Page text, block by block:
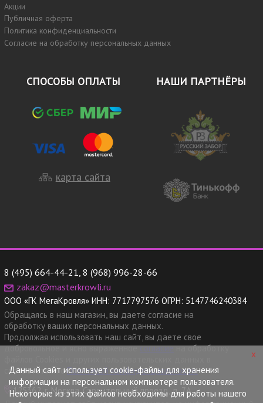
Данный сайт использует cookie-файлы для хранения
информации на персональном компьютере пользователя.
Некоторые из этих файлов необходимы для работы нашего
x
Акции
Публичная оферта
Политика конфиденциальности
Согласие на обработку персональных данных
СПОСОБЫ ОПЛАТЫ
карта сайта
НАШИ ПАРТНЁРЫ
8 (495) 664-44-21 8 (968) 996-28-66
zakaz@masterkrowli.ru
ООО «ГК МегаКровля» ИНН: 7717797576 ОГРН: 5147746240384
Обращаясь в наш магазин, вы даете согласие на
обработку ваших персональных данных.
Продолжая использовать наш сайт, вы даете свое
добровольное и ясно выраженноесогласиена обработку
соответствии сПолитикой конфиденциальности.
125362, г. Москва, Строительный проезд, д. 7А